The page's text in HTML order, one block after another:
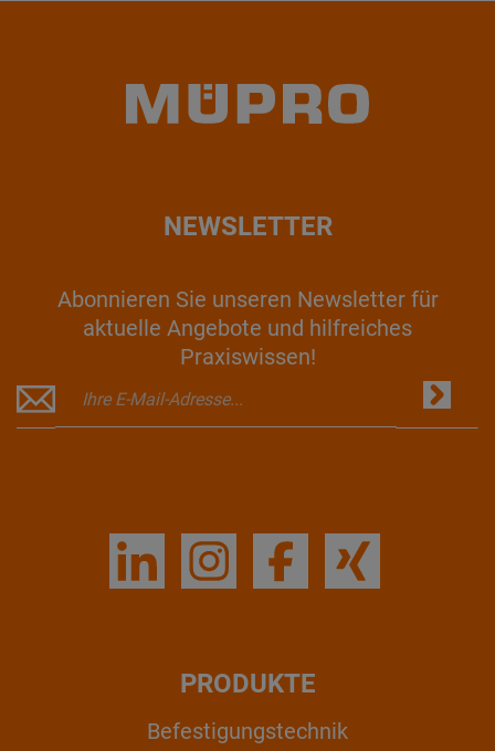
NEWSLETTER
Abonnieren Sie unseren Newsletter für
aktuelle Angebote und hilfreiches
Praxiswissen!
PRODUKTE
Befestigungstechnik